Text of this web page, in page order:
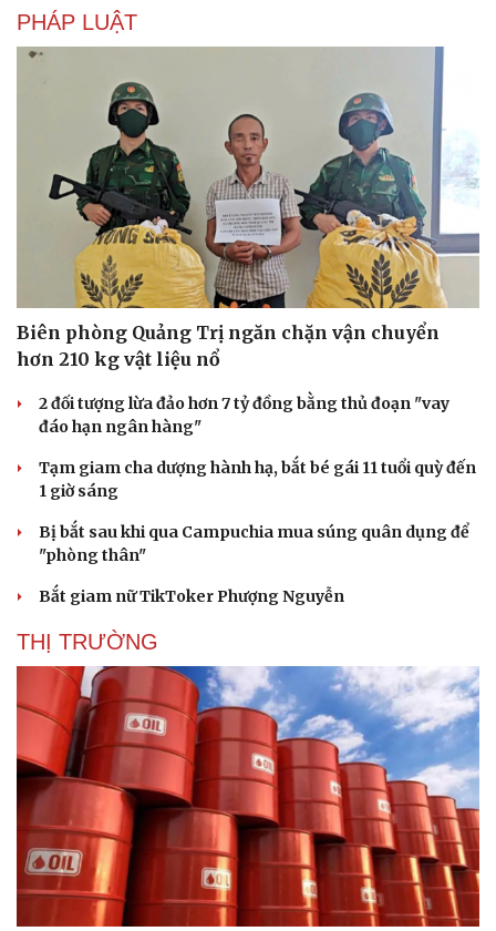
PHÁP LUẬT
Biên phòng Quảng Trị ngăn chặn vận chuyển
hơn 210 kg vật liệu nổ
2 đối tượng lừa đảo hơn 7 tỷ đồng bằng thủ đoạn "vay
đáo hạn ngân hàng"
Tạm giam cha dượng hành hạ, bắt bé gái 11 tuổi quỳ đến
1 giờ sáng
Bị bắt sau khi qua Campuchia mua súng quân dụng để
"phòng thân"
Bắt giam nữ TikToker Phượng Nguyễn
THỊ TRƯỜNG